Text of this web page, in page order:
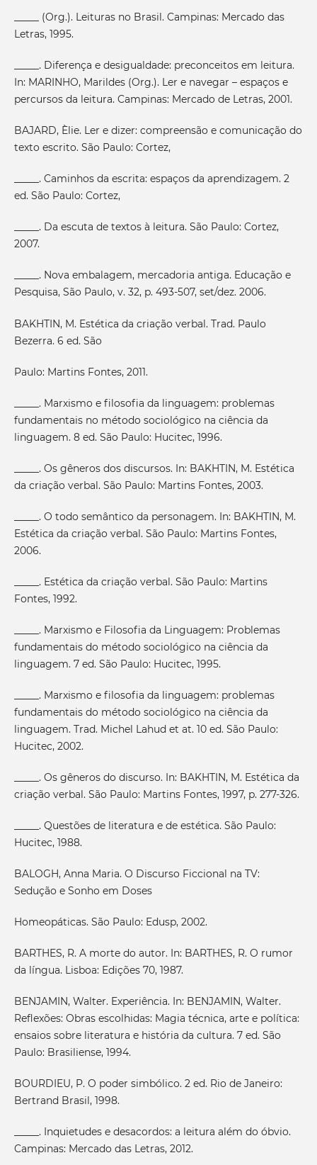
_____ (Org.). Leituras no Brasil. Campinas: Mercado das
Letras, 1995.
_____. Diferença e desigualdade: preconceitos em leitura.
In: MARINHO, Marildes (Org.). Ler e navegar – espaços e
percursos da leitura. Campinas: Mercado de Letras, 2001.
BAJARD, Èlie. Ler e dizer: compreensão e comunicação do
texto escrito. São Paulo: Cortez,
_____. Caminhos da escrita: espaços da aprendizagem. 2
ed. São Paulo: Cortez,
_____. Da escuta de textos à leitura. São Paulo: Cortez,
2007.
_____. Nova embalagem, mercadoria antiga. Educação e
Pesquisa, São Paulo, v. 32, p. 493-507, set/dez. 2006.
BAKHTIN, M. Estética da criação verbal. Trad. Paulo
Bezerra. 6 ed. São
Paulo: Martins Fontes, 2011.
_____. Marxismo e filosofia da linguagem: problemas
fundamentais no método sociológico na ciência da
linguagem. 8 ed. São Paulo: Hucitec, 1996.
_____. Os gêneros dos discursos. In: BAKHTIN, M. Estética
da criação verbal. São Paulo: Martins Fontes, 2003.
_____. O todo semântico da personagem. In: BAKHTIN, M.
Estética da criação verbal. São Paulo: Martins Fontes,
2006.
_____. Estética da criação verbal. São Paulo: Martins
Fontes, 1992.
_____. Marxismo e Filosofia da Linguagem: Problemas
fundamentais do método sociológico na ciência da
linguagem. 7 ed. São Paulo: Hucitec, 1995.
_____. Marxismo e filosofia da linguagem: problemas
fundamentais do método sociológico na ciência da
linguagem. Trad. Michel Lahud et at. 10 ed. São Paulo:
Hucitec, 2002.
_____. Os gêneros do discurso. In: BAKHTIN, M. Estética da
criação verbal. São Paulo: Martins Fontes, 1997, p. 277-326.
_____. Questões de literatura e de estética. São Paulo:
Hucitec, 1988.
BALOGH, Anna Maria. O Discurso Ficcional na TV:
Sedução e Sonho em Doses
Homeopáticas. São Paulo: Edusp, 2002.
BARTHES, R. A morte do autor. In: BARTHES, R. O rumor
da língua. Lisboa: Edições 70, 1987.
BENJAMIN, Walter. Experiência. In: BENJAMIN, Walter.
Reflexões: Obras escolhidas: Magia técnica, arte e política:
ensaios sobre literatura e história da cultura. 7 ed. São
Paulo: Brasiliense, 1994.
BOURDIEU, P. O poder simbólico. 2 ed. Rio de Janeiro:
Bertrand Brasil, 1998.
_____. Inquietudes e desacordos: a leitura além do óbvio.
Campinas: Mercado das Letras, 2012.